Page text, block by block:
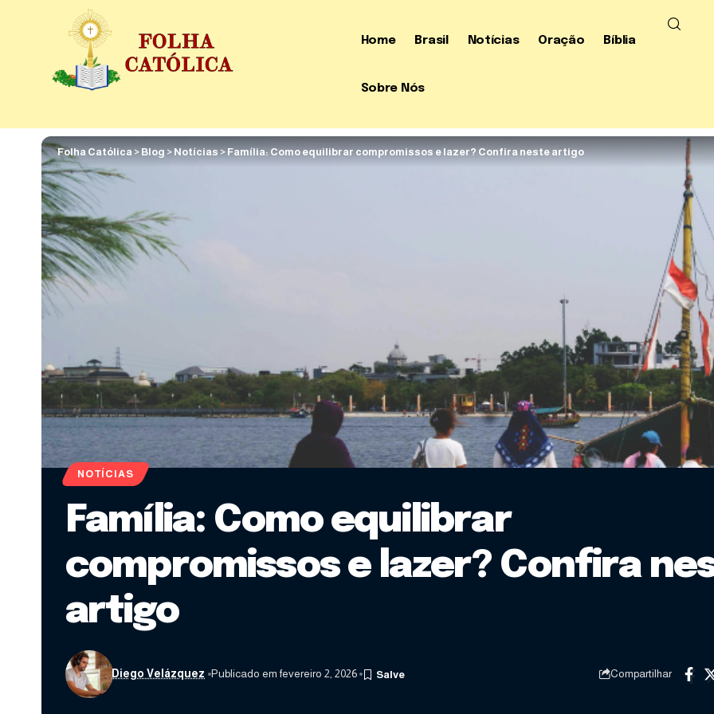
Home Brasil Notícias Oração Bíblia
Sobre Nós
Folha Católica>Blog>Notícias>Família: Como equilibrar compromissos e lazer? Confira neste artigo
NOTÍCIAS
Família: Como equilibrar
compromissos e lazer? Confira
artigo
Diego Velázquez Publicado em fevereiro 2, 2026 Compartilhar